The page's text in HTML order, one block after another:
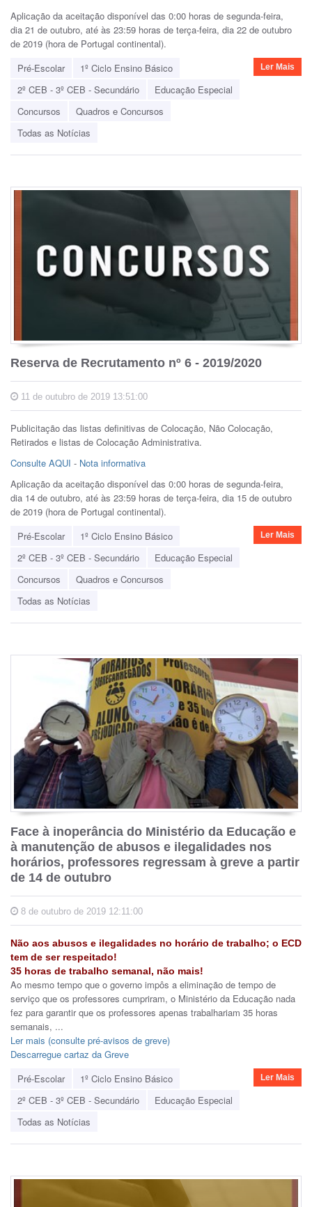
Aplicação da aceitação disponível das 0:00 horas de segunda-feira,
dia 21 de outubro, até às 23:59 horas de terça-feira, dia 22 de outubro
de 2019 (hora de Portugal continental).
Pré-Escolar
1º Ciclo Ensino Básico
2º CEB - 3º CEB - Secundário
Educação Especial
Concursos
Quadros e Concursos
Todas as Notícias
Ler Mais
Reserva de Recrutamento nº 6 - 2019/2020
11 de outubro de 2019 13:51:00
Publicitação das listas definitivas de Colocação, Não Colocação,
Retirados e listas de Colocação Administrativa.
Consulte AQUI - Nota informativa
Aplicação da aceitação disponível das 0:00 horas de segunda-feira,
dia 14 de outubro, até às 23:59 horas de terça-feira, dia 15 de outubro
de 2019 (hora de Portugal continental).
Pré-Escolar
1º Ciclo Ensino Básico
2º CEB - 3º CEB - Secundário
Educação Especial
Concursos
Quadros e Concursos
Todas as Notícias
Ler Mais
Face à inoperância do Ministério da Educação e
à manutenção de abusos e ilegalidades nos
horários, professores regressam à greve a partir
de 14 de outubro
8 de outubro de 2019 12:11:00
Não aos abusos e ilegalidades no horário de trabalho; o ECD
tem de ser respeitado!
35 horas de trabalho semanal, não mais!
Ao mesmo tempo que o governo impôs a eliminação de tempo de
serviço que os professores cumpriram, o Ministério da Educação nada
fez para garantir que os professores apenas trabalhariam 35 horas
semanais, ...
Ler mais (consulte pré-avisos de greve)
Descarregue cartaz da Greve
Pré-Escolar
1º Ciclo Ensino Básico
2º CEB - 3º CEB - Secundário
Educação Especial
Todas as Notícias
Ler Mais